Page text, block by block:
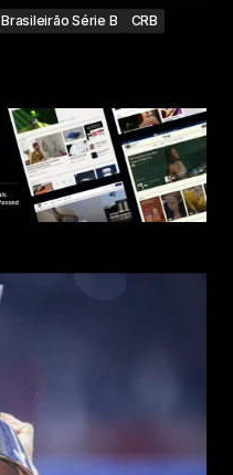
Brasileirão Série B
CRB